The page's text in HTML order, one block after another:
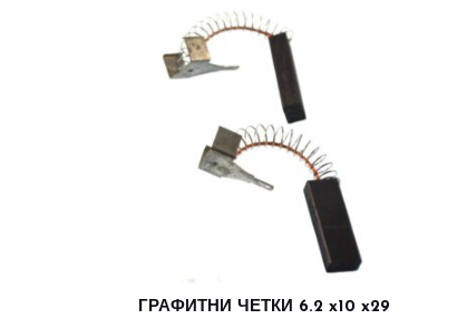
ГРАФИТНИ ЧЕТКИ 6.2 x10 x29